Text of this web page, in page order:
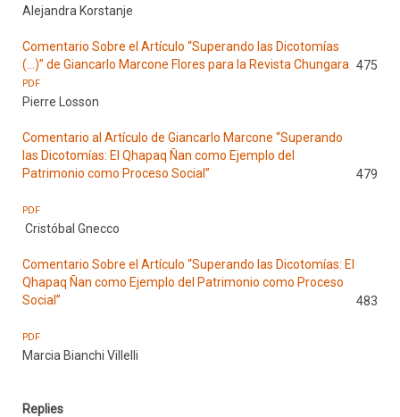
Alejandra Korstanje
Comentario Sobre el Artículo “Superando las Dicotomías
(...)” de Giancarlo Marcone Flores para la Revista Chungara 475
PDF
Pierre Losson
Comentario al Artículo de Giancarlo Marcone “Superando
las Dicotomías: El Qhapaq Ñan como Ejemplo del
Patrimonio como Proceso Social”
479
PDF
Cristóbal Gnecco
Comentario Sobre el Artículo “Superando las Dicotomías: El
Qhapaq Ñan como Ejemplo del Patrimonio como Proceso
Social”
483
PDF
Marcia Bianchi Villelli
Replies